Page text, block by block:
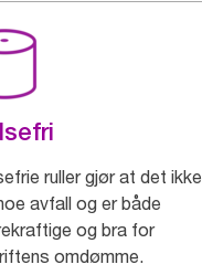
ruller gjør at det ikke
avfall og er både
og bra for
omdømme.